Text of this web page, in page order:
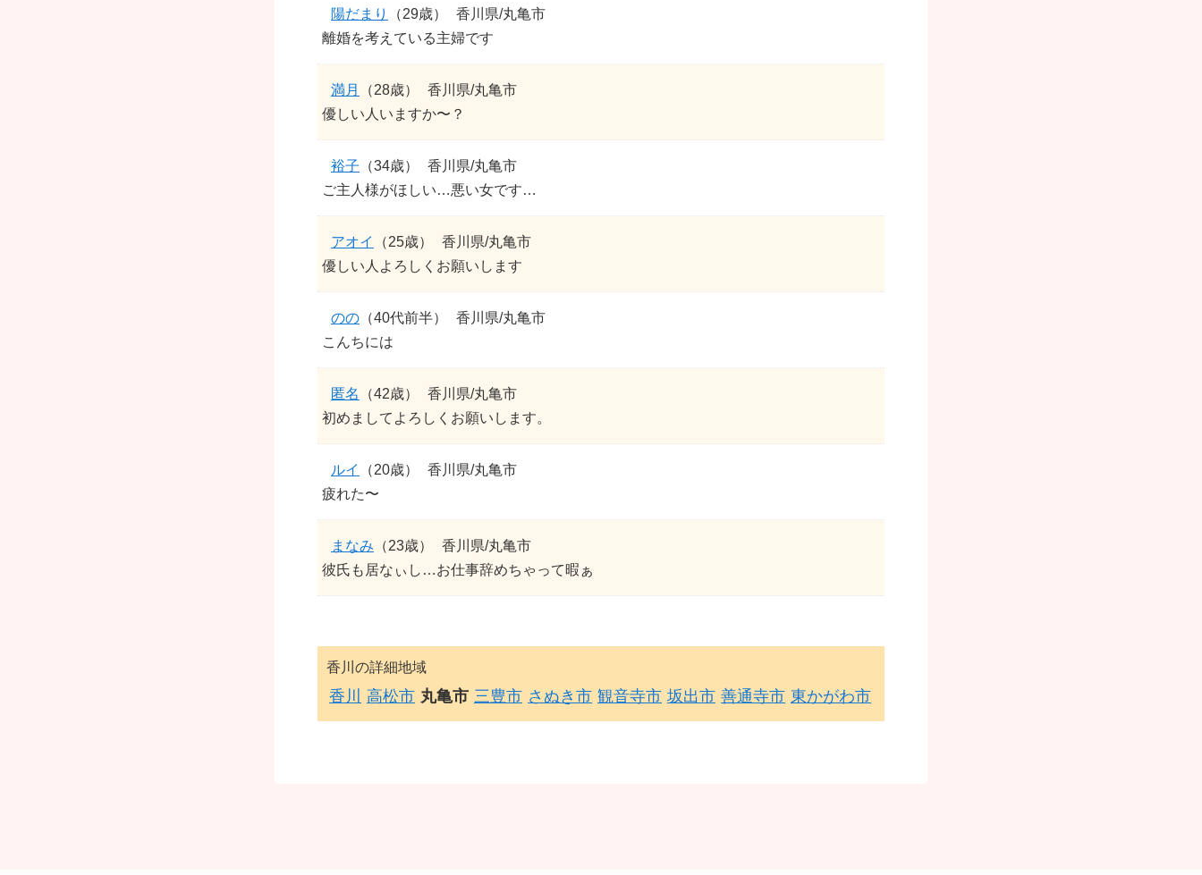
陽だまり （29歳）
香川県/丸亀市
離婚を考えている主婦です
満月 （28歳）
香川県/丸亀市
優しい人いますか〜？
裕子 （34歳）
香川県/丸亀市
ご主人様がほしい…悪い女です…
アオイ （25歳）
香川県/丸亀市
優しい人よろしくお願いします
のの （40代前半）
香川県/丸亀市
こんちには
匿名 （42歳）
香川県/丸亀市
初めましてよろしくお願いします。
ルイ （20歳）
香川県/丸亀市
疲れた〜
まなみ （23歳）
香川県/丸亀市
彼氏も居なぃし…お仕事辞めちゃって暇ぁ
香川の詳細地域
香川 高松市 丸亀市 三豊市 さぬき市 観音寺市 坂出市 善通寺市 東かがわ市